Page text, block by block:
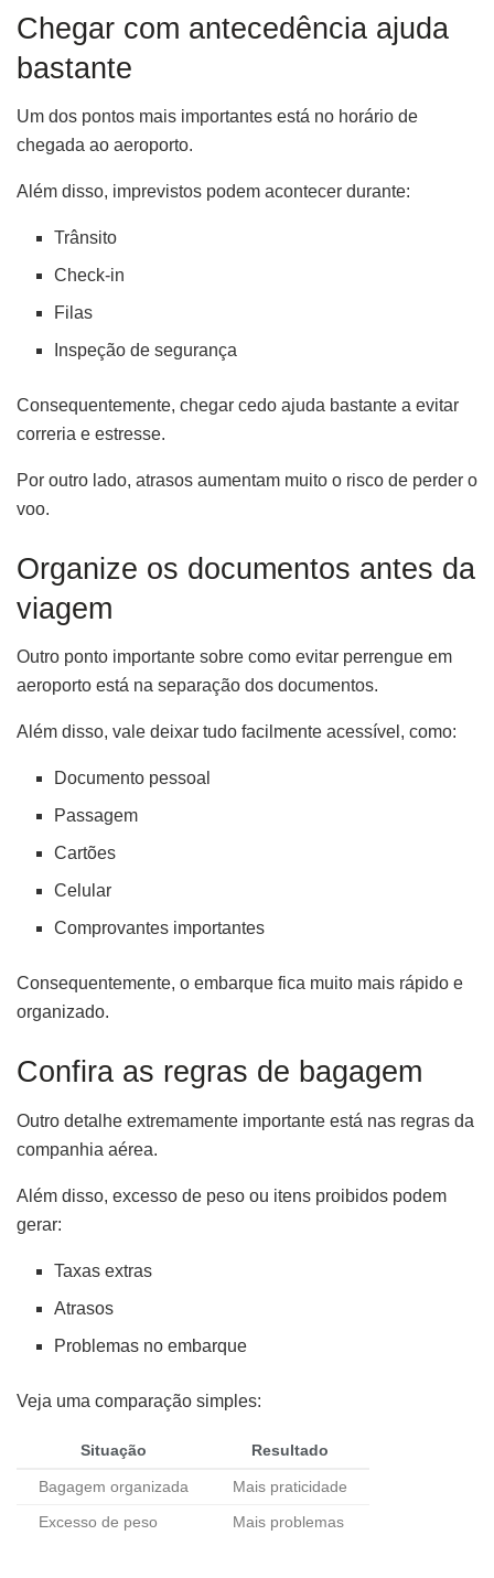
Chegar com antecedência ajuda
bastante
Um dos pontos mais importantes está no horário de
chegada ao aeroporto.
Além disso, imprevistos podem acontecer durante:
Trânsito
Check-in
Filas
Inspeção de segurança
Consequentemente, chegar cedo ajuda bastante a evitar
correria e estresse.
Por outro lado, atrasos aumentam muito o risco de perder o
voo.
Organize os documentos antes da
viagem
Outro ponto importante sobre como evitar perrengue em
aeroporto está na separação dos documentos.
Além disso, vale deixar tudo facilmente acessível, como:
Documento pessoal
Passagem
Cartões
Celular
Comprovantes importantes
Consequentemente, o embarque fica muito mais rápido e
organizado.
Confira as regras de bagagem
Outro detalhe extremamente importante está nas regras da
companhia aérea.
Além disso, excesso de peso ou itens proibidos podem
gerar:
Taxas extras
Atrasos
Problemas no embarque
Veja uma comparação simples:
Situação Resultado
Bagagem organizada Mais praticidade
Excesso de peso Mais problemas